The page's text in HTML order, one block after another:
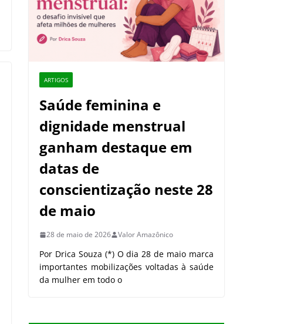
ARTIGOS
Saúde feminina e
dignidade menstrual
ganham destaque em
datas de
conscientização neste 28
de maio
28 de maio de 2026 Valor Amazônico
Por Drica Souza (*) O dia 28 de maio marca
importantes mobilizações voltadas à saúde
da mulher em todo o